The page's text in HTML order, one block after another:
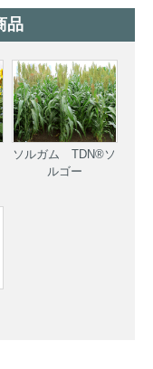
品
ソルガム TDN®ソ
ルゴー